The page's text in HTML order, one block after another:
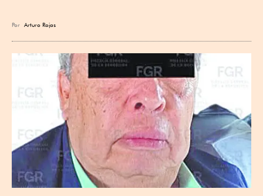
Por Arturo Rojas